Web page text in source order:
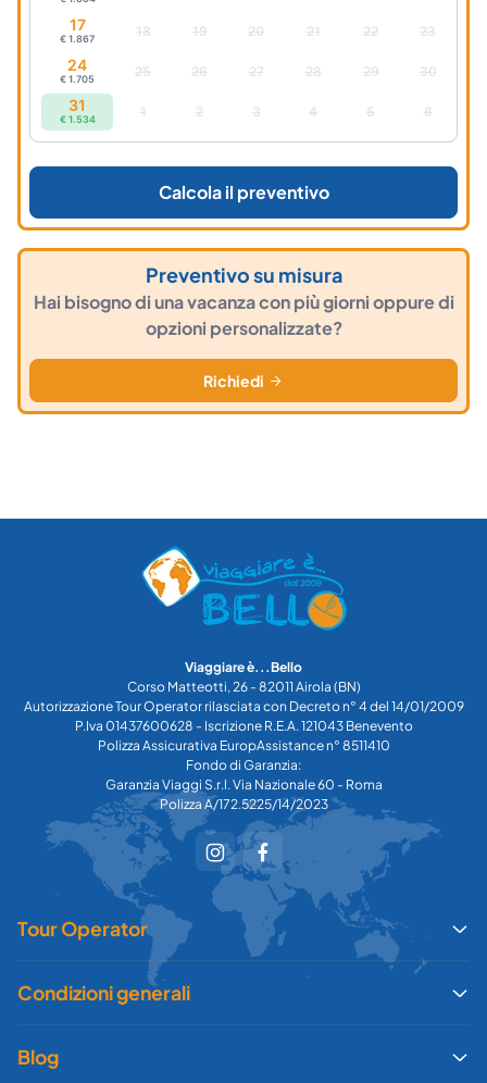
17
€ 1.867 18 19 20 21 22 23
24
€ 1.705 25 26 27 28 29 30
31
€ 1.534 1 2 3 4 5 6
Calcola il preventivo
Preventivo su misura
Hai bisogno di una vacanza con più giorni oppure di
opzioni personalizzate?
Richiedi
Viaggiare è...Bello
Corso Matteotti, 26 - 82011 Airola (BN)
Autorizzazione Tour Operator rilasciata con Decreto n° 4 del 14/01/2009
P.Iva 01437600628 - Iscrizione R.E.A. 121043 Benevento
Polizza Assicurativa EuropAssistance n° 8511410
Fondo di Garanzia:
Garanzia Viaggi S.r.l. Via Nazionale 60 - Roma
Polizza A/172.5225/14/2023
Tour Operator
Condizioni generali
Blog